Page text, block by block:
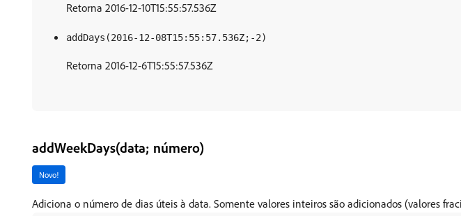
Retorna 2016-12-10T15:55:57.536Z
addDays(2016-12-08T15:55:57.536Z;-2)
Retorna 2016-12-6T15:55:57.536Z
addWeekDays(data; número)
Novo!
Adiciona o número de dias úteis à data. Somente valores inteiros são adicionados (valores